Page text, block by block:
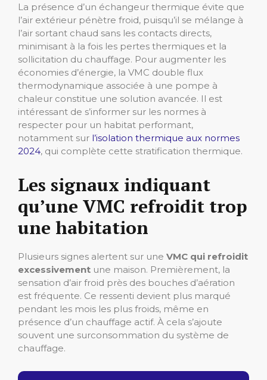
La présence d’un échangeur thermique évite que
l’air extérieur pénètre froid, puisqu’il se mélange à
l’air sortant chaud sans les contacts directs,
minimisant à la fois les pertes thermiques et la
sollicitation du chauffage. Pour augmenter les
économies d’énergie, la VMC double flux
thermodynamique associée à une pompe à
chaleur constitue une solution avancée. Il est
intéressant de s’informer sur les normes à
respecter pour un habitat performant,
notamment sur l’isolation thermique aux normes
2024, qui complète cette stratification thermique.
Les signaux indiquant
qu’une VMC refroidit trop
une habitation
Plusieurs signes alertent sur une VMC qui refroidit
excessivement une maison. Premièrement, la
sensation d’air froid près des bouches d’aération
est fréquente. Ce ressenti devient plus marqué
pendant les mois les plus froids, même en
présence d’un chauffage actif. À cela s’ajoute
souvent une surconsommation du système de
chauffage.